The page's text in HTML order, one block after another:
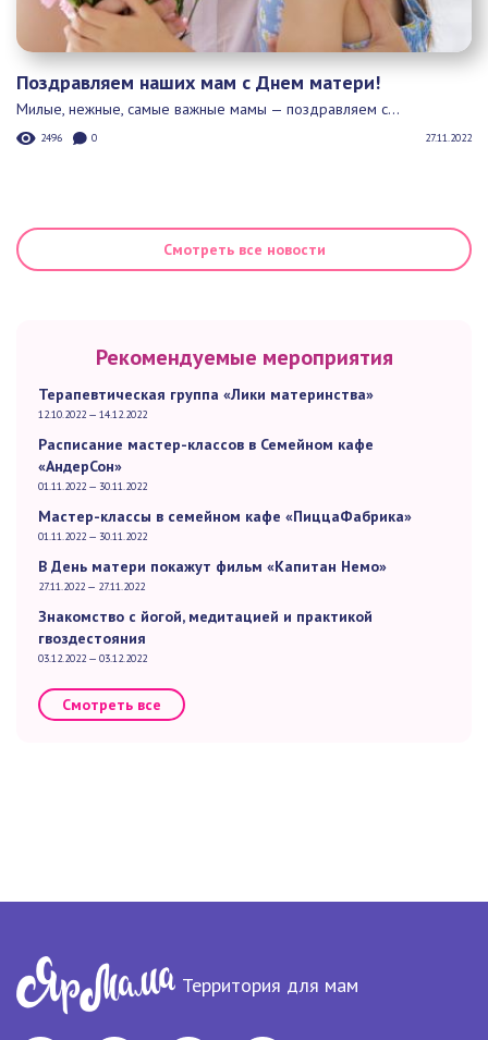
Поздравляем наших мам с Днем матери!
Милые, нежные, самые важные мамы — поздравляем с...
2496 0 27.11.2022
Смотреть все новости
Рекомендуемые мероприятия
Терапевтическая группа «Лики материнства»
12.10.2022 — 14.12.2022
Расписание мастер-классов в Семейном кафе
«АндерСон»
01.11.2022 — 30.11.2022
Мастер-классы в семейном кафе «ПиццаФабрика»
01.11.2022 — 30.11.2022
В День матери покажут фильм «Капитан Немо»
27.11.2022 — 27.11.2022
Знакомство с йогой, медитацией и практикой
гвоздестояния
03.12.2022 — 03.12.2022
Смотреть все
Территория для мам